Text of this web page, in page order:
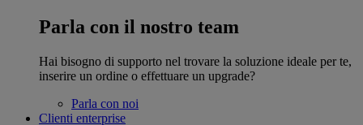
Parla con il nostro team
Hai bisogno di supporto nel trovare la soluzione ideale per te,
inserire un ordine o effettuare un upgrade?
Parla con noi
Clienti enterprise